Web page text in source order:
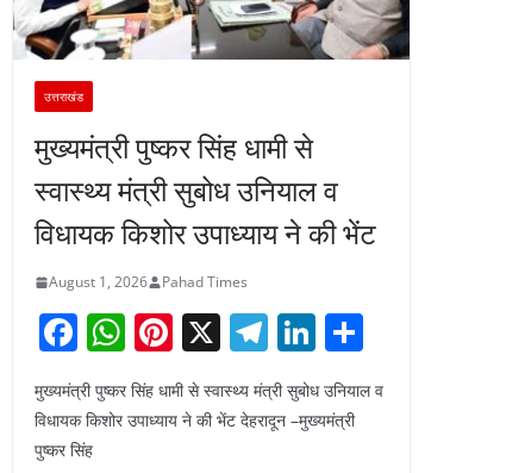
उत्तराखंड
मुख्यमंत्री पुष्कर सिंह धामी से
स्वास्थ्य मंत्री सुबोध उनियाल व
विधायक किशोर उपाध्याय ने की भेंट
August 1, 2026 Pahad Times
F
a
c
e
W
h
at
Pi
nt
er
X T
el
e
gr
Li
n
k ar
मुख्यमंत्री पुष्कर सिंह धामी से स्वास्थ्य मंत्री सुबोध उनियाल व
विधायक किशोर उपाध्याय ने की भेंट देहरादून –मुख्यमंत्री
पुष्कर सिंह